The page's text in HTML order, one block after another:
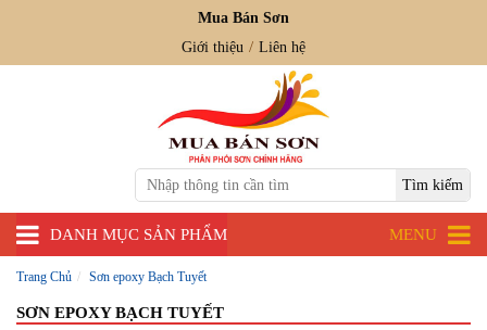
Mua Bán Sơn
Giới thiệu
Liên hệ
DANH MỤC SẢN PHẨM MENU
Trang Chủ Sơn epoxy Bạch Tuyết
SƠN EPOXY BẠCH TUYẾT